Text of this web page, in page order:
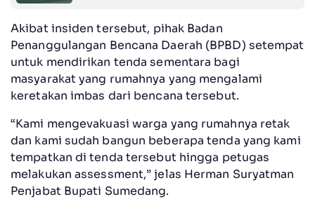
Akibat insiden tersebut, pihak Badan
Penanggulangan Bencana Daerah (BPBD) setempat
untuk mendirikan tenda sementara bagi
masyarakat yang rumahnya yang mengalami
keretakan imbas dari bencana tersebut.
“Kami mengevakuasi warga yang rumahnya retak
dan kami sudah bangun beberapa tenda yang kami
tempatkan di tenda tersebut hingga petugas
melakukan assessment,” jelas Herman Suryatman
Penjabat Bupati Sumedang.